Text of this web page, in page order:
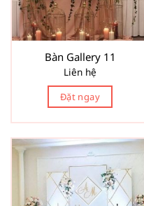
Bàn Gallery 11
Liên hệ
Đặt ngay